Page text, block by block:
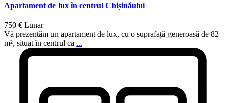
Apartament de lux în centrul Chișinăului
750 € Lunar
Vă prezentăm un apartament de lux, cu o suprafață generoasă de 82
m², situat în centrul ca ...